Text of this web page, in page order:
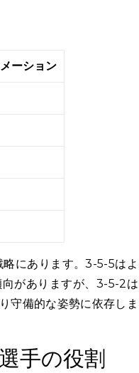
ーション
にあります。3-5-5はよ
がありますが、3-5-2は
守備的な姿勢に依存しま
手の役割